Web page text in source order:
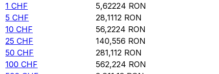
1 CHF 5,62224 RON
5 CHF 28,1112 RON
10 CHF 56,2224 RON
25 CHF 140,556 RON
50 CHF 281,112 RON
100 CHF 562,224 RON